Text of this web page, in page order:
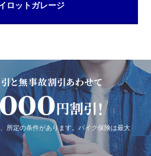
ロットガレージ
所定の条件があります。バイク保険は最大